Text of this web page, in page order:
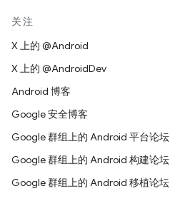
关注
X 上的 @Android
X 上的 @AndroidDev
Android 博客
Google 安全博客
Google 群组上的 Android 平台论坛
Google 群组上的 Android 构建论坛
Google 群组上的 Android 移植论坛